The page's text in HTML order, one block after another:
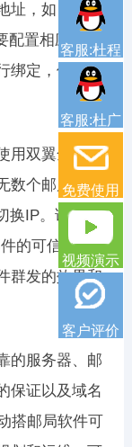
址，如
配置相应的
绑定，使邮件
用双翼全自动
数个邮局，同
换IP。该软件
的可信度和通
群发的效果和
的服务器、邮
保证以及域名
搭邮局软件可
客服:杜程
客服:杜广
免费使用
视频演示
客户评价